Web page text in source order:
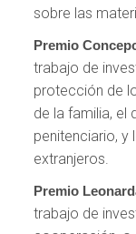
sobre las
Premio
trabajo de
protección de
de la familia, el
penitenciario, y
extranjeros.
Premio
trabajo de